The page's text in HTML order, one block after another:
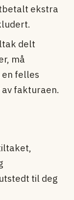
ekstra
delt
må
en felles
fakturaen.
til deg